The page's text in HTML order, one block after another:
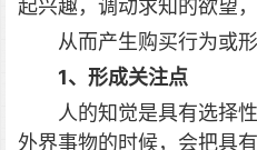
起兴趣，调动求知的欲望
从而产生购买行为或
1、形成关注点
人的知觉是具有选择
外界事物的时候，会把具